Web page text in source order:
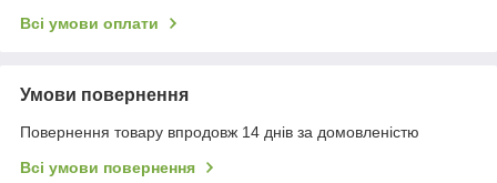
Всі умови оплати
Умови повернення
Повернення товару впродовж 14 днів за домовленістю
Всі умови повернення